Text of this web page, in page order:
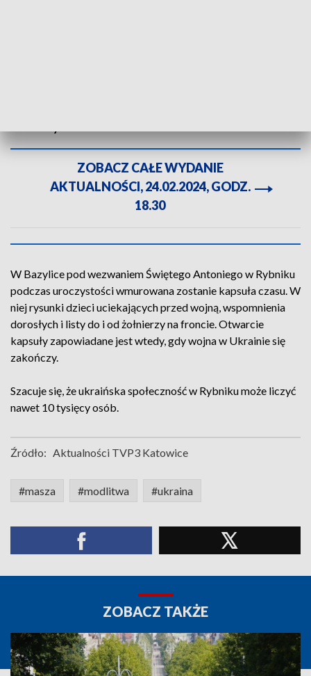
ZOBACZ CAŁE WYDANIE
AKTUALNOŚCI, 24.02.2024, GODZ.
18.30
W Bazylice pod wezwaniem Świętego Antoniego w Rybniku
podczas uroczystości wmurowana zostanie kapsuła czasu. W
niej rysunki dzieci uciekających przed wojną, wspomnienia
dorosłych i listy do i od żołnierzy na froncie. Otwarcie
kapsuły zapowiadane jest wtedy, gdy wojna w Ukrainie się
zakończy.
Szacuje się, że ukraińska społeczność w Rybniku może liczyć
nawet 10 tysięcy osób.
Źródło: Aktualności TVP3 Katowice
#masza #modlitwa #ukraina
ZOBACZ TAKŻE